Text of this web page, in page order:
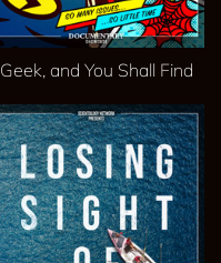
Geek, and You Shall Find